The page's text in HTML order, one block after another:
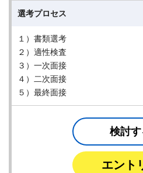
選考プロセス
１）書類選考
２）適性検査
３）一次面接
４）二次面接
５）最終面接
検討す
エント